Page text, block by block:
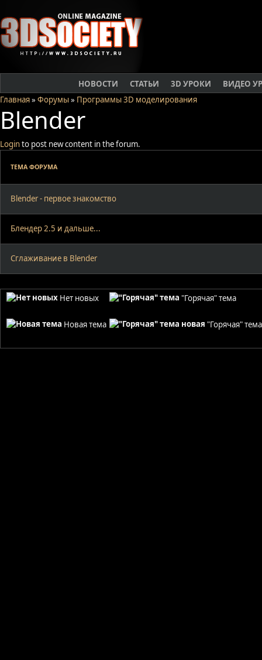
НОВОСТИ СТАТЬИ 3D УРОКИ
ВИДЕО
Главная» Форумы» Программы 3D моделирования
Blender
Loginto post new content in the forum.
ТЕМА ФОРУМА
Blender - первое знакомство
Блендер 2.5 и дальше...
Сглаживание в Blender
Нет новых
Новая тема
"Горячая" тема
"Горячая"